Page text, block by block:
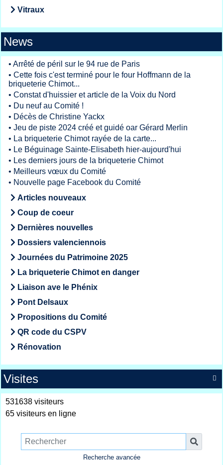
Vitraux
News
• Arrêté de péril sur le 94 rue de Paris
• Cette fois c'est terminé pour le four Hoffmann de la
briqueterie Chimot...
• Constat d'huissier et article de la Voix du Nord
• Du neuf au Comité !
• Décès de Christine Yackx
• Jeu de piste 2024 créé et guidé oar Gérard Merlin
• La briqueterie Chimot rayée de la carte...
• Le Béguinage Sainte-Elisabeth hier-aujourd'hui
• Les derniers jours de la briqueterie Chimot
• Meilleurs vœux du Comité
• Nouvelle page Facebook du Comité
Articles nouveaux
Coup de coeur
Dernières nouvelles
Dossiers valenciennois
Journées du Patrimoine 2025
La briqueterie Chimot en danger
Liaison ave le Phénix
Pont Delsaux
Propositions du Comité
QR code du CSPV
Rénovation

Visites
531638 visiteurs
65 visiteurs en ligne
Recherche avancée